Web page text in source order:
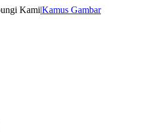
Kami|Kamus Gambar